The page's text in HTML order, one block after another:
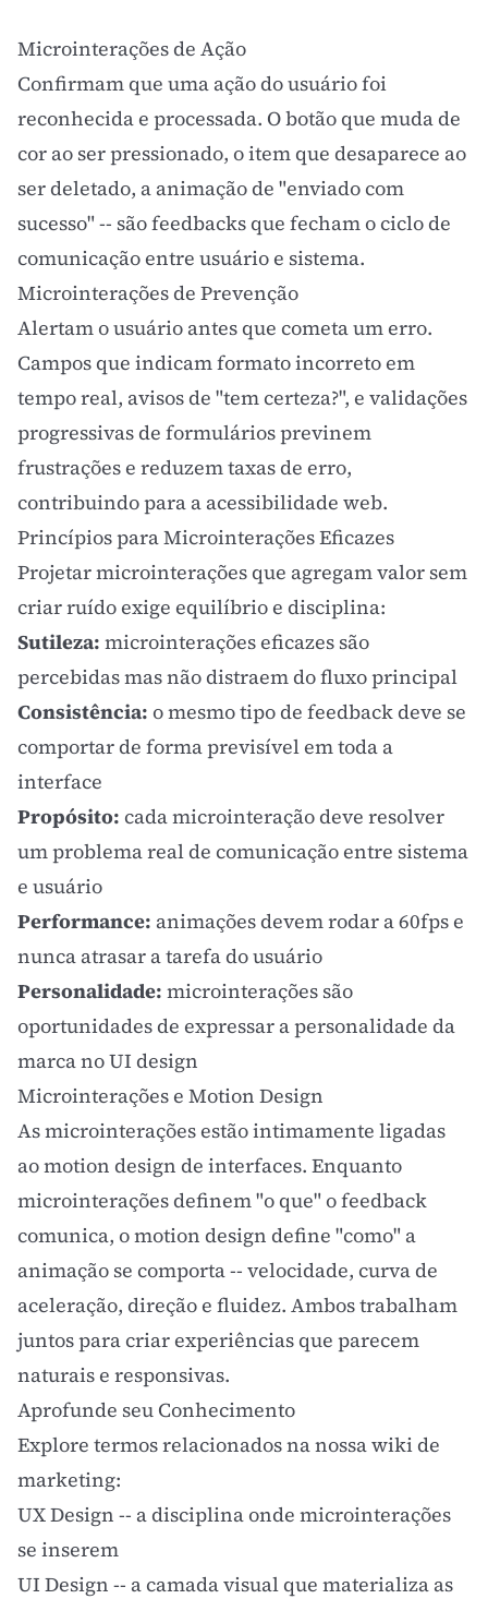
Microinterações de Ação
Confirmam que uma ação do usuário foi
reconhecida e processada. O botão que muda de
cor ao ser pressionado, o item que desaparece ao
ser deletado, a animação de "enviado com
sucesso" -- são feedbacks que fecham o ciclo de
comunicação entre usuário e sistema.
Microinterações de Prevenção
Alertam o usuário antes que cometa um erro.
Campos que indicam formato incorreto em
tempo real, avisos de "tem certeza?", e validações
progressivas de formulários previnem
frustrações e reduzem taxas de erro,
contribuindo para a acessibilidade web.
Princípios para Microinterações Eficazes
Projetar microinterações que agregam valor sem
criar ruído exige equilíbrio e disciplina:
Sutileza: microinterações eficazes são
percebidas mas não distraem do fluxo principal
Consistência: o mesmo tipo de feedback deve se
comportar de forma previsível em toda a
interface
Propósito: cada microinteração deve resolver
um problema real de comunicação entre sistema
e usuário
Performance: animações devem rodar a 60fps e
nunca atrasar a tarefa do usuário
Personalidade: microinterações são
oportunidades de expressar a personalidade da
marca noUI design
Microinterações e Motion Design
As microinterações estão intimamente ligadas
aomotion design de interfaces. Enquanto
microinterações definem "o que" o feedback
comunica, omotion design define "como" a
animação se comporta -- velocidade, curva de
aceleração, direção e fluidez. Ambos trabalham
juntos para criar experiências que parecem
naturais e responsivas.
Aprofunde seu Conhecimento
Explore termos relacionados na nossa wiki de
marketing:
UX Design -- a disciplina onde microinterações
se inserem
UI Design -- a camada visual que materializa as